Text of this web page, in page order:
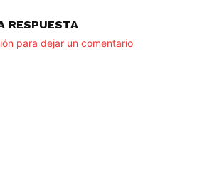
RESPUESTA
para dejar un comentario